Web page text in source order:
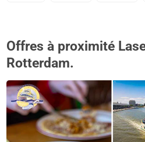
Offres à proximité
Rotterdam.